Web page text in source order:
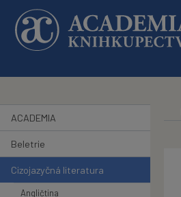
Přeskočit na hlavní obsah
ACADEMIA
Beletrie
Cizojazyčná literatura
Angličtina